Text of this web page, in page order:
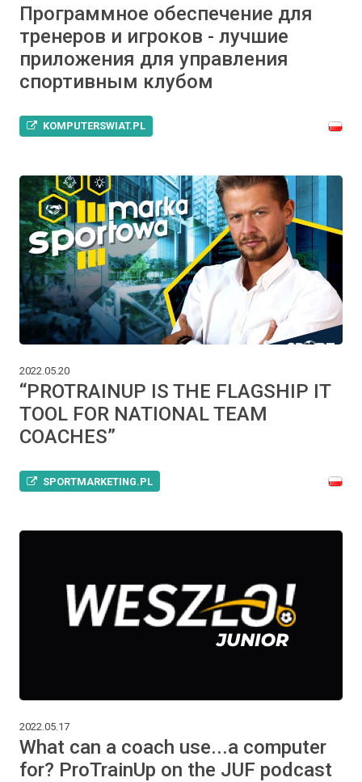
Программное обеспечение для
тренеров и игроков - лучшие
приложения для управления
спортивным клубом
KOMPUTERSWIAT.PL
2022.05.20
“PROTRAINUP IS THE FLAGSHIP IT
TOOL FOR NATIONAL TEAM
COACHES”
SPORTMARKETING.PL
2022.05.17
What can a coach use...a computer
for? ProTrainUp on the JUF podcast